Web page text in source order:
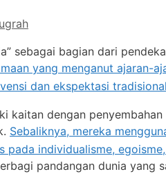
sebagai bagian dari
yang menganut ajaran-
dan ekspektasi tradisional
kaitan dengan
Sebaliknya, mereka
individualisme,
pandangan dunia yang